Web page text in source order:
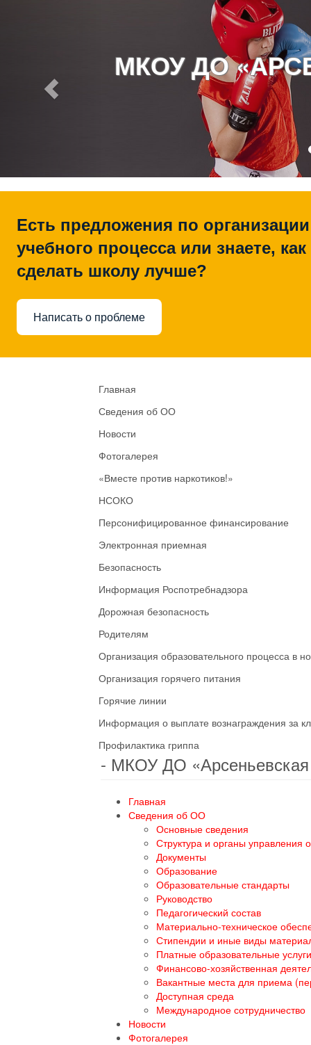
МКОУ ДО
Есть предложения по организации
учебного процесса или знаете, как
сделать школу лучше?
Написать о проблеме
Главная
Сведения об ОО
Новости
Фотогалерея
«Вместе против наркотиков!»
НСОКО
Персонифицированное финансирование
Электронная приемная
Безопасность
Информация Роспотребнадзора
Дорожная безопасность
Родителям
Организация образовательного процесса в
Организация горячего питания
Горячие линии
Информация о выплате вознаграждения за
Профилактика гриппа
- МКОУ ДО
Главная
Сведения об ОО
Основные сведения
Структура и органы управления
Документы
Образование
Образовательные стандарты
Руководство
Педагогический состав
Материально-техническое
Стипендии и иные виды
Платные образовательные услуги
Финансово-хозяйственная
Вакантные места для приема
Доступная среда
Международное сотрудничество
Новости
Фотогалерея